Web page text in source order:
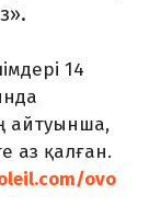
14
айтуынша,
аз қалған.
ovo